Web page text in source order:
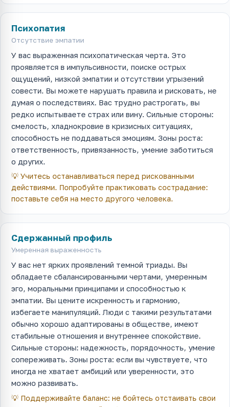
Психопатия
Отсутствие эмпатии
У вас выраженная психопатическая черта. Это
проявляется в импульсивности, поиске острых
ощущений, низкой эмпатии и отсутствии угрызений
совести. Вы можете нарушать правила и рисковать, не
думая о последствиях. Вас трудно растрогать, вы
редко испытываете страх или вину. Сильные стороны:
смелость, хладнокровие в кризисных ситуациях,
способность не поддаваться эмоциям. Зоны роста:
ответственность, привязанность, умение заботиться
о других.
💡 Учитесь останавливаться перед рискованными
действиями. Попробуйте практиковать сострадание:
поставьте себя на место другого человека.
Сдержанный профиль
Умеренная выраженность
У вас нет ярких проявлений темной триады. Вы
обладаете сбалансированными чертами, умеренным
эго, моральными принципами и способностью к
эмпатии. Вы цените искренность и гармонию,
избегаете манипуляций. Люди с такими результатами
обычно хорошо адаптированы в обществе, имеют
стабильные отношения и внутреннее спокойствие.
Сильные стороны: надежность, порядочность, умение
сопереживать. Зоны роста: если вы чувствуете, что
иногда не хватает амбиций или уверенности, это
можно развивать.
💡 Поддерживайте баланс: не бойтесь отстаивать свои